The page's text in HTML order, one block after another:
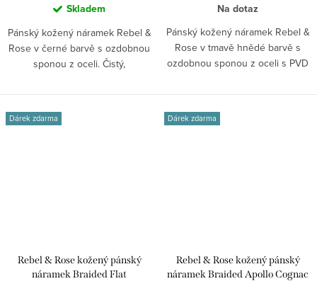
Skladem
Pánský kožený náramek Rebel &
Rose v černé barvě s ozdobnou
sponou z oceli. Čistý,
Na dotaz
Pánský kožený náramek Rebel &
Rose v tmavě hnědé barvě s
ozdobnou sponou z oceli s PVD
Dárek zdarma
Rebel & Rose kožený pánský
náramek Braided Flat
Dárek zdarma
Rebel & Rose kožený pánský
náramek Braided Apollo Cognac